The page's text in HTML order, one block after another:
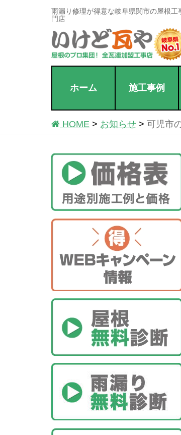
雨漏り修理が得意な岐阜県関市の屋根
門店
ホーム 施工事例
HOME お知らせ 可児市